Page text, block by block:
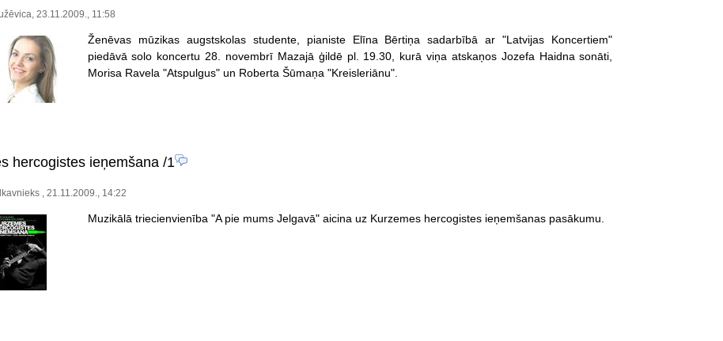
23.11.2009., 11:58
Ženēvas mūzikas augstskolas studente, pianiste Elīna Bērtiņa sadarbībā ar "Latvijas Koncertiem"
piedāvā solo koncertu 28. novembrī Mazajā ģildē pl. 19.30, kurā viņa atskaņos Jozefa Haidna sonāti,
Morisa Ravela "Atspulgus" un Roberta Šūmaņa "Kreisleriānu".
hercogistes ieņemšana/1
, 21.11.2009., 14:22
Muzikālā triecienvienība "A pie mums Jelgavā" aicina uz Kurzemes hercogistes ieņemšanas pasākumu.